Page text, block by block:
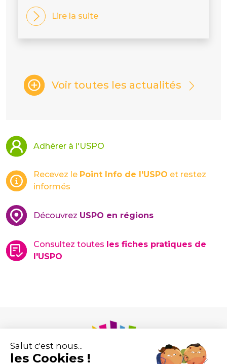
Lire la suite
Voir toutes les actualités
Adhérer à l'USPO
Recevez le Point Info de l'USPO et restez
informés
Découvrez USPO en régions
Consultez toutes les fiches pratiques de
l'USPO